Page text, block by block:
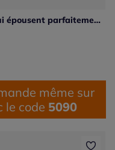
Baskets sneakers d'été légères qui épousent parfaitement le pied grâce au textile doux
même sur
le code 5090